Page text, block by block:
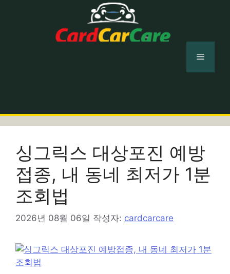
메
싱그릭스 대상포진 예방
접종, 내 동네 최저가 1분
조회법
2026년 08월 06일 작성자: cardcarcare